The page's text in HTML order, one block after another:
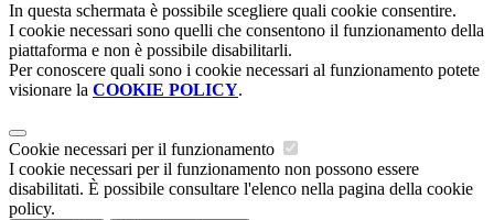
In questa schermata è possibile scegliere quali cookie consentire.
I cookie necessari sono quelli che consentono il funzionamento della
piattaforma e non è possibile disabilitarli.
Per conoscere quali sono i cookie necessari al funzionamento potete
visionare la COOKIE POLICY.
Cookie necessari per il funzionamento
I cookie necessari per il funzionamento non possono essere
disabilitati. È possibile consultare l'elenco nella pagina della cookie
policy.